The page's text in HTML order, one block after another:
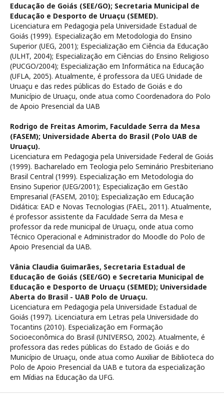
Educação de Goiás (SEE/GO); Secretaria Municipal de
Educação e Desporto de Uruaçu (SEMED).
Licenciatura em Pedagogia pela Universidade Estadual de
Goiás (1999). Especialização em Metodologia do Ensino
Superior (UEG, 2001); Especialização em Ciência da Educação
(ULHT, 2004); Especialização em Ciências do Ensino Religioso
(PUCGO/2004); Especialização em Informática na Educação
(UFLA, 2005). Atualmente, é professora da UEG Unidade de
Uruaçu e das redes públicas do Estado de Goiás e do
Município de Uruaçu, onde atua como Coordenadora do Polo
de Apoio Presencial da UAB
Rodrigo de Freitas Amorim, Faculdade Serra da Mesa
(FASEM); Universidade Aberta do Brasil (Polo UAB de
Uruaçu).
Licenciatura em Pedagogia pela Universidade Federal de Goiás
(1999). Bacharelado em Teologia pelo Seminário Presbiteriano
Brasil Central (1999). Especialização em Metodologia do
Ensino Superior (UEG/2001); Especialização em Gestão
Empresarial (FASEM, 2010); Especialização em Educação
Didática: EAD e Novas Tecnologias (FAEL, 2011). Atualmente,
é professor assistente da Faculdade Serra da Mesa e
professor da rede municipal de Uruaçu, onde atua como
Técnico Operacional e Administrador do Moodle do Polo de
Apoio Presencial da UAB.
Vânia Claudia Guimarães, Secretaria Estadual de
Educação de Goiás (SEE/GO) e Secretaria Municipal de
Educação e Desporto de Uruaçu (SEMED); Universidade
Aberta do Brasil - UAB Polo de Uruaçu.
Licenciatura em Pedagogia pela Universidade Estadual de
Goiás (1997). Licenciatura em Letras pela Universidade do
Tocantins (2010). Especialização em Formação
Socioeconômica do Brasil (UNIVERSO, 2002). Atualmente, é
professora das redes públicas do Estado de Goiás e do
Município de Uruaçu, onde atua como Auxiliar de Biblioteca do
Polo de Apoio Presencial da UAB e tutora da especialização
em Mídias na Educação da UFG.